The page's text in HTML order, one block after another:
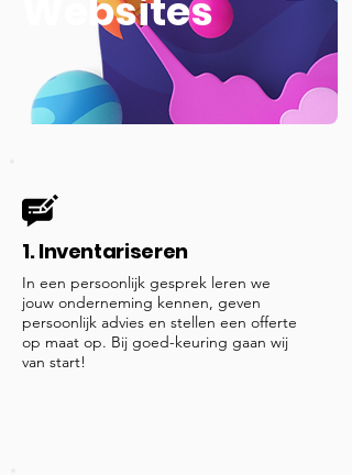
Websites
1. Inventariseren
In een persoonlijk gesprek leren we
jouw onderneming kennen, geven
persoonlijk advies en stellen een offerte
op maat op. Bij goed-keuring gaan wij
van start!